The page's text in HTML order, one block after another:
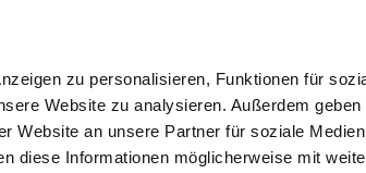
zu personalisieren, Funktionen für
Website zu analysieren. Außerdem geben
Website an unsere Partner für soziale
diese Informationen möglicherweise mit